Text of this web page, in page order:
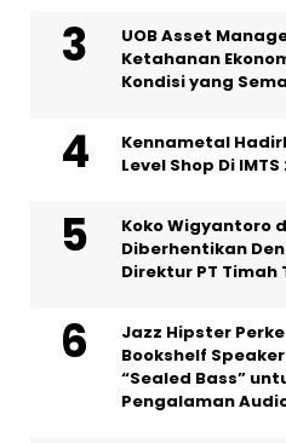
UOB Asset
Ketahanan
Kondisi yang
Kennametal
Level Shop Di IMTS
Koko Wigyantoro
Diberhentikan
Direktur PT Timah
Jazz Hipster
Bookshelf
“Sealed Bass”
Pengalaman